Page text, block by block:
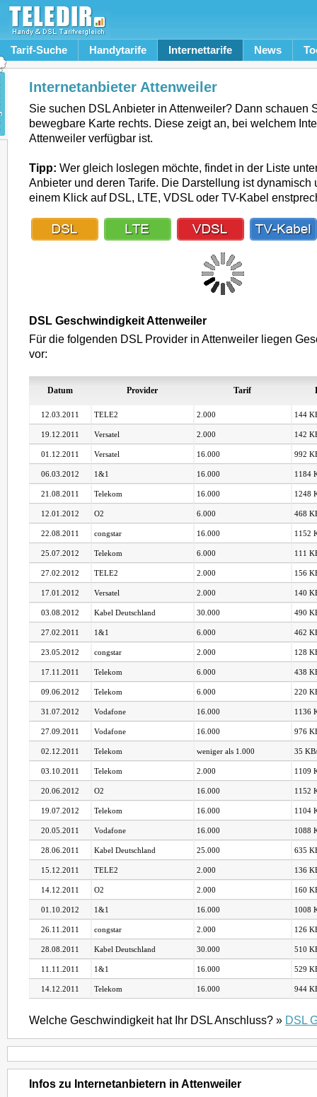
Tarif-Suche Handytarife Internettarife News
Internetanbieter Attenweiler
Sie suchen DSL Anbieter in Attenweiler? Dann schauen
bewegbare Karte rechts. Diese zeigt an, bei welchem
Attenweiler verfügbar ist.
Tipp: Wer gleich loslegen möchte, findet in der Liste
Anbieter und deren Tarife. Die Darstellung ist dynamisch
einem Klick auf DSL, LTE, VDSL oder TV-Kabel
DSL Geschwindigkeit Attenweiler
Für die folgenden DSL Provider in Attenweiler liegen
vor:
Datum Provider Tarif
12.03.2011 TELE2 2.000 144
19.12.2011 Versatel 2.000 142
01.12.2011 Versatel 16.000 992
06.03.2012 1&1 16.000 1184
21.08.2011 Telekom 16.000 1248
12.01.2012 O2 6.000 468
22.08.2011 congstar 16.000 1152
25.07.2012 Telekom 6.000 111
27.02.2012 TELE2 2.000 156
17.01.2012 Versatel 2.000 140
03.08.2012 Kabel Deutschland 30.000 490
27.02.2011 1&1 6.000 462
23.05.2012 congstar 2.000 128
17.11.2011 Telekom 6.000 438
09.06.2012 Telekom 6.000 220
31.07.2012 Vodafone 16.000 1136
27.09.2011 Vodafone 16.000 976
02.12.2011 Telekom weniger als 1.000 35
03.10.2011 Telekom 2.000 1109
20.06.2012 O2 16.000 1152
19.07.2012 Telekom 16.000 1104
20.05.2011 Vodafone 16.000 1088
28.06.2011 Kabel Deutschland 25.000 635
15.12.2011 TELE2 2.000 136
14.12.2011 O2 2.000 160
01.10.2012 1&1 16.000 1008
26.11.2011 congstar 2.000 126
28.08.2011 Kabel Deutschland 30.000 510
11.11.2011 1&1 16.000 529
14.12.2011 Telekom 16.000 944
Welche Geschwindigkeit hat Ihr DSL Anschluss? » DSL
Infos zu Internetanbietern in Attenweiler